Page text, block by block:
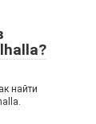
найти